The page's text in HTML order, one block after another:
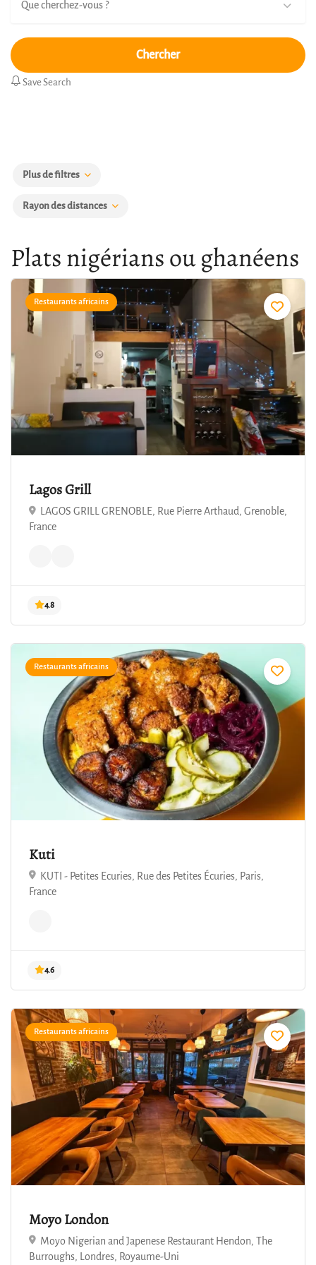
Que cherchez-vous ?
Chercher
Save Search
Plus de filtres
Rayon des distances
Plats nigérians ou ghanéens
Restaurants africains
Lagos Grill
LAGOS GRILL GRENOBLE, Rue Pierre Arthaud, Grenoble,
France
4.8
Restaurants africains
Kuti
KUTI - Petites Ecuries, Rue des Petites Écuries, Paris,
France
Restaurants africains
Moyo London
Moyo Nigerian and Japenese Restaurant Hendon, The
Burroughs, Londres, Royaume-Uni